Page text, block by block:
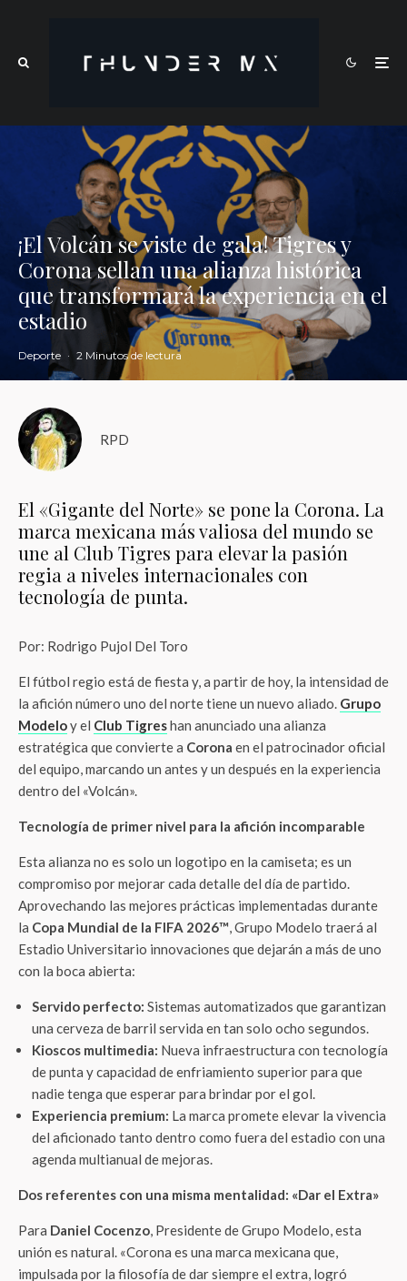
¡El Volcán se viste de gala! Tigres y
Corona sellan una alianza histórica
que transformará la experiencia en el
estadio
Deporte · 2 Minutos de lectura
RPD
El «Gigante del Norte» se pone la Corona. La
marca mexicana más valiosa del mundo se
une al Club Tigres para elevar la pasión
regia a niveles internacionales con
tecnología de punta.
Por: Rodrigo Pujol Del Toro
El fútbol regio está de fiesta y, a partir de hoy, la intensidad de
la afición número uno del norte tiene un nuevo aliado. Grupo
Modeloy el Club Tigreshan anunciado una alianza
estratégica que convierte a Corona en el patrocinador oficial
del equipo, marcando un antes y un después en la experiencia
dentro del «Volcán».
Tecnología de primer nivel para la afición incomparable
Esta alianza no es solo un logotipo en la camiseta; es un
compromiso por mejorar cada detalle del día de partido.
Aprovechando las mejores prácticas implementadas durante
la Copa Mundial de la FIFA 2026™, Grupo Modelo traerá al
Estadio Universitario innovaciones que dejarán a más de uno
con la boca abierta:
Servido perfecto: Sistemas automatizados que garantizan
una cerveza de barril servida en tan solo ocho segundos.
Kioscos multimedia: Nueva infraestructura con tecnología
de punta y capacidad de enfriamiento superior para que
nadie tenga que esperar para brindar por el gol.
Experiencia premium: La marca promete elevar la vivencia
del aficionado tanto dentro como fuera del estadio con una
agenda multianual de mejoras.
Dos referentes con una misma mentalidad: «Dar el Extra»
Para Daniel Cocenzo, Presidente de Grupo Modelo, esta
unión es natural. «Corona es una marca mexicana que,
impulsada por la filosofía de dar siempre el extra, logró